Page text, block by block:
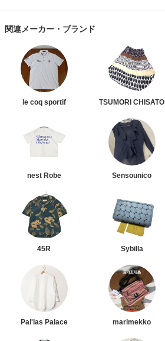
関連メーカー・ブランド
le coq sportif TSUMORI CHISATO
nest Robe Sensounico
45R Sybilla
Pal'las Palace marimekko